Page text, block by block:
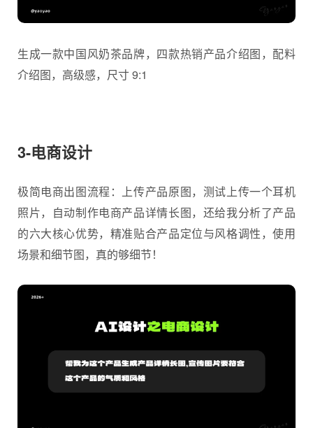
生成一款中国风奶茶品牌，四款热销产品介绍图，配料
介绍图，高级感，尺寸 9:1
3-电商设计
极简电商出图流程：上传产品原图，测试上传一个耳机
照片，自动制作电商产品详情长图，还给我分析了产品
的六大核心优势，精准贴合产品定位与风格调性，使用
场景和细节图，真的够细节！